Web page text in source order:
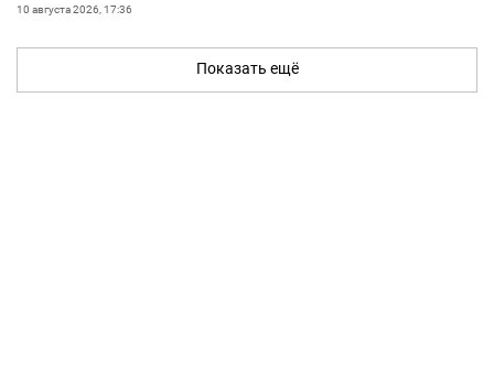
10 августа 2026, 17:36
Показать ещё